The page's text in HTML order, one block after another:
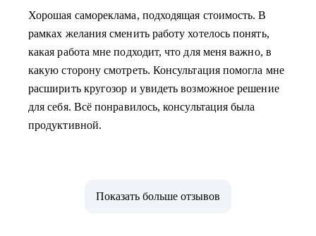
Хорошая самореклама, подходящая стоимость. В
рамках желания сменить работу хотелось понять,
какая работа мне подходит, что для меня важно, в
какую сторону смотреть. Консультация помогла мне
расширить кругозор и увидеть возможное решение
для себя. Всё понравилось, консультация была
продуктивной.
Показать больше отзывов